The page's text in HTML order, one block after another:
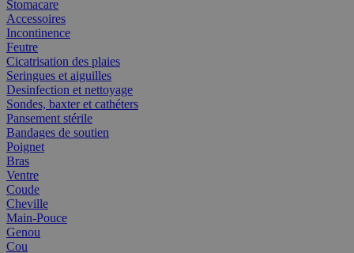
Stomacare
Accessoires
Incontinence
Feutre
Cicatrisation des plaies
Seringues et aiguilles
Desinfection et nettoyage
Sondes, baxter et cathéters
Pansement stérile
Bandages de soutien
Poignet
Bras
Ventre
Coude
Cheville
Main-Pouce
Genou
Cou